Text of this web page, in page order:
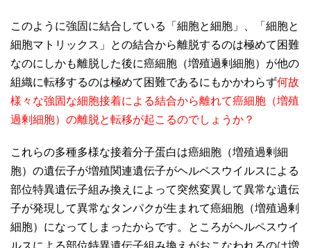
このように強固に結合している「細胞と細胞」、「細胞と
細胞マトリックス」との結合から離脱するのは極めて困難
なのにしかも離脱した後に癌細胞（増殖過剰細胞）が他の
組織に転移するのは極めて困難であるにもかかわらず何故
様々な強固な細胞接着による結合から離れて癌細胞（増殖
過剰細胞）の離脱と転移が起こるのでしょうか？
これらの多種多様な接着分子蛋白は癌細胞（増殖過剰細
胞）の遺伝子が増殖関連遺伝子がヘルペスウイルスによる
部位特異遺伝子組み換えによって突然変異して異常な遺伝
子が発現して異常なタンパクが生まれて癌細胞（増殖過剰
細胞）になってしまったからです。ところがヘルペスウイ
ルスによる部位特異遺伝子組み換えがおこなわれるのは増